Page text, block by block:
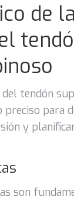
de
tendón
preciso para
y
son